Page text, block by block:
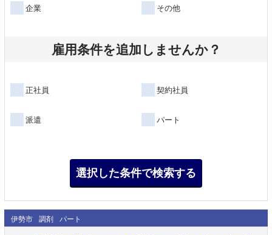
企業 その他
雇用条件を追加しませんか？
正社員 契約社員
派遣 パート
伊勢市 調剤 パート